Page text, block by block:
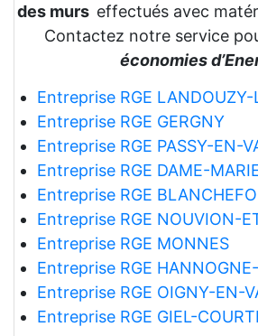
des murs effectués avec
Contactez notre service
économies
Entreprise RGE LANDOUZY-
Entreprise RGE GERGNY
Entreprise RGE PASSY-EN-
Entreprise RGE DAME-
Entreprise RGE
Entreprise RGE NOUVION-
Entreprise RGE MONNES
Entreprise RGE
Entreprise RGE OIGNY-EN-
Entreprise RGE GIEL-